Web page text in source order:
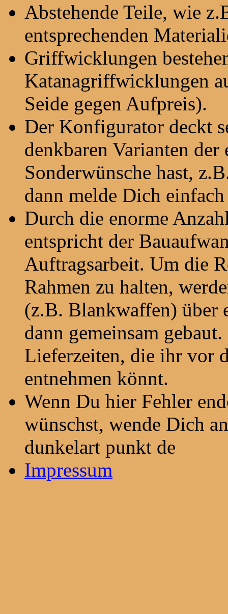
Abstehende Teile, wie
entsprechenden
Griffwicklungen
Katanagriffwicklungen
Seide gegen Aufpreis).
Der Konfigurator deckt
denkbaren Varianten
Sonderwünsche hast,
dann melde Dich
Durch die enorme
entspricht der
Auftragsarbeit. Um die
Rahmen zu halten,
(z.B. Blankwaffen) über
dann gemeinsam
Lieferzeiten, die ihr vor
entnehmen könnt.
Wenn Du hier Fehler
wünschst, wende Dich
dunkelart punkt de
Impressum